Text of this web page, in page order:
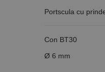
Portscula cu
Con BT30
Ø 6 mm